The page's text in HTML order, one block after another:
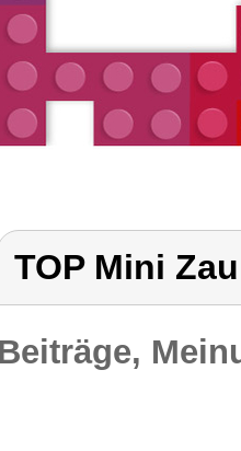
TOP Mini
Beiträge,